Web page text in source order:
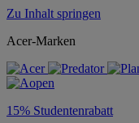
Zu Inhalt springen
Acer-Marken
15% Studentenrabatt